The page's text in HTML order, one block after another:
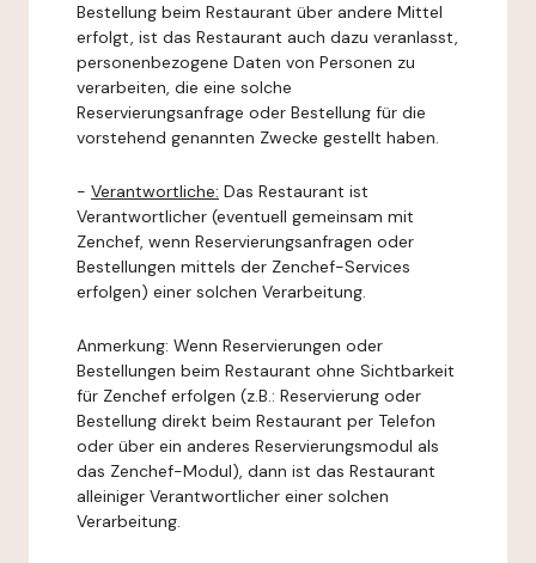
Bestellung beim Restaurant über andere Mittel
erfolgt, ist das Restaurant auch dazu veranlasst,
personenbezogene Daten von Personen zu
verarbeiten, die eine solche
Reservierungsanfrage oder Bestellung für die
vorstehend genannten Zwecke gestellt haben.
- Verantwortliche: Das Restaurant ist
Verantwortlicher (eventuell gemeinsam mit
Zenchef, wenn Reservierungsanfragen oder
Bestellungen mittels der Zenchef-Services
erfolgen) einer solchen Verarbeitung.
Anmerkung: Wenn Reservierungen oder
Bestellungen beim Restaurant ohne Sichtbarkeit
für Zenchef erfolgen (z.B.: Reservierung oder
Bestellung direkt beim Restaurant per Telefon
oder über ein anderes Reservierungsmodul als
das Zenchef-Modul), dann ist das Restaurant
alleiniger Verantwortlicher einer solchen
Verarbeitung.